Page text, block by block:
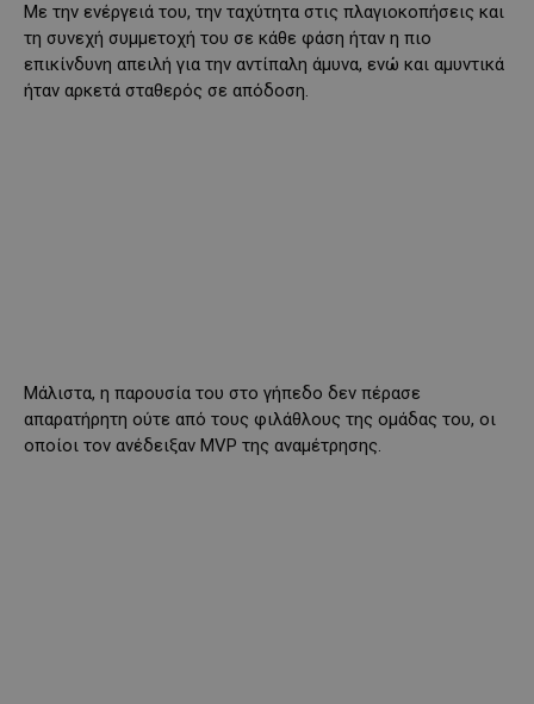
Με την ενέργειά του, την ταχύτητα στις πλαγιοκοπήσεις και
τη συνεχή συμμετοχή του σε κάθε φάση ήταν η πιο
επικίνδυνη απειλή για την αντίπαλη άμυνα, ενώ και αμυντικά
ήταν αρκετά σταθερός σε απόδοση.
Μάλιστα, η παρουσία του στο γήπεδο δεν πέρασε
απαρατήρητη ούτε από τους φιλάθλους της ομάδας του, οι
οποίοι τον ανέδειξαν MVP της αναμέτρησης.